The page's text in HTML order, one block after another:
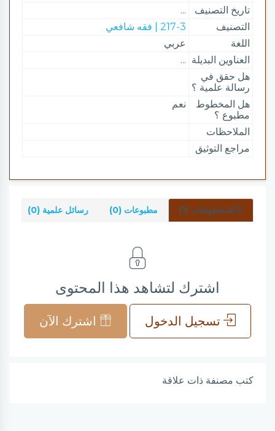
تاريخ التصنيف
...
التصنيف
217-3 | فقه شافعي
اللغة
عربي
العناوين البديلة ...
هل حقق في
رسالة علمية ؟
هل المخطوط
مطبوع ؟
نعم
الملاحظات
مراجع التوثيق
المخطوطات (1) مطبوعات (0) رسائل علمية (0)
اشترك لتشاهد هذا المحتوى
تسجيل الدخول اشترك الآن
كتب مصنفة ذات علاقة